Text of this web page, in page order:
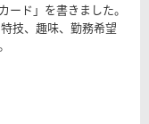
ード」を書きました。
技、趣味、勤務希望